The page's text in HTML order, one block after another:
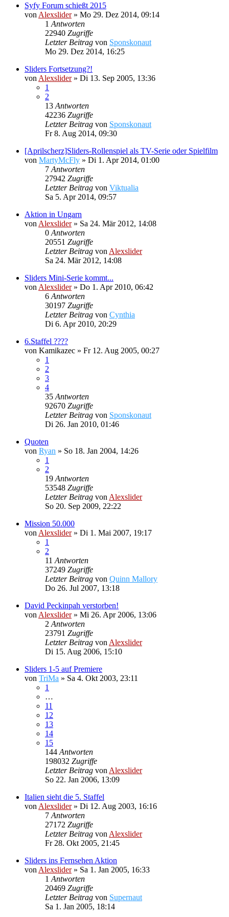
Syfy Forum schießt 2015
von Alexslider» Mo 29. Dez 2014, 09:14
1 Antworten
22940 Zugriffe
Letzter Beitrag von Sponskonaut
Mo 29. Dez 2014, 16:25
Sliders Fortsetzung?!
von Alexslider» Di 13. Sep 2005, 13:36
1
2
13 Antworten
42236 Zugriffe
Letzter Beitrag von Sponskonaut
Fr 8. Aug 2014, 09:30
[Aprilscherz]Sliders-Rollenspiel als TV-Serie oder Spielfilm
von MartyMcFly » Di 1. Apr 2014, 01:00
7 Antworten
27942 Zugriffe
Letzter Beitrag von Viktualia
Sa 5. Apr 2014, 09:57
Aktion in Ungarn
von Alexslider» Sa 24. Mär 2012, 14:08
0 Antworten
20551 Zugriffe
Letzter Beitrag von Alexslider
Sa 24. Mär 2012, 14:08
Sliders Mini-Serie kommt...
von Alexslider» Do 1. Apr 2010, 06:42
6 Antworten
30197 Zugriffe
Letzter Beitrag von Cynthia
Di 6. Apr 2010, 20:29
6.Staffel ????
von Kamikazec » Fr 12. Aug 2005, 00:27
1
2
3
4
35 Antworten
92670 Zugriffe
Letzter Beitrag von Sponskonaut
Di 26. Jan 2010, 01:46
Quoten
von Ryan » So 18. Jan 2004, 14:26
1
2
19 Antworten
53548 Zugriffe
Letzter Beitrag von Alexslider
So 20. Sep 2009, 22:22
Mission 50.000
von Alexslider» Di 1. Mai 2007, 19:17
1
2
11 Antworten
37249 Zugriffe
Letzter Beitrag von Quinn Mallory
Do 26. Jul 2007, 13:18
David Peckinpah verstorben!
von Alexslider» Mi 26. Apr 2006, 13:06
2 Antworten
23791 Zugriffe
Letzter Beitrag von Alexslider
Di 15. Aug 2006, 15:10
Sliders 1-5 auf Premiere
von TriMa » Sa 4. Okt 2003, 23:11
1
…
11
12
13
14
15
144 Antworten
198032 Zugriffe
Letzter Beitrag von Alexslider
So 22. Jan 2006, 13:09
Italien sieht die 5. Staffel
von Alexslider» Di 12. Aug 2003, 16:16
7 Antworten
27172 Zugriffe
Letzter Beitrag von Alexslider
Fr 28. Okt 2005, 21:45
Sliders ins Fernsehen Aktion
von Alexslider» Sa 1. Jan 2005, 16:33
1 Antworten
20469 Zugriffe
Letzter Beitrag von Supernaut
Sa 1. Jan 2005, 18:14